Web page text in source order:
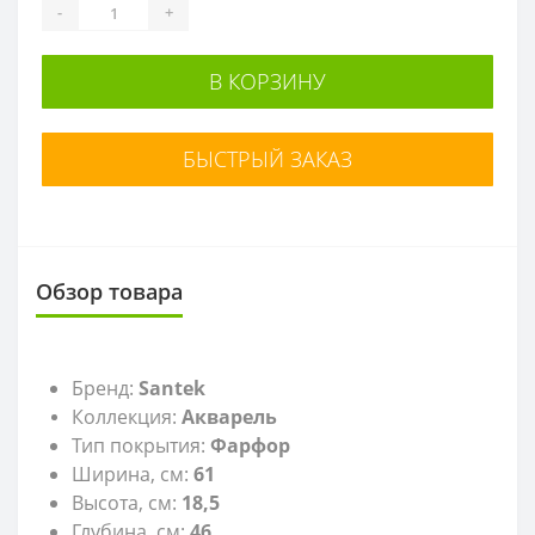
- +
В КОРЗИНУ
БЫСТРЫЙ ЗАКАЗ
Обзор товара
Бренд: Santek
Коллекция: Акварель
Тип покрытия: Фарфор
Ширина, см: 61
Высота, см: 18,5